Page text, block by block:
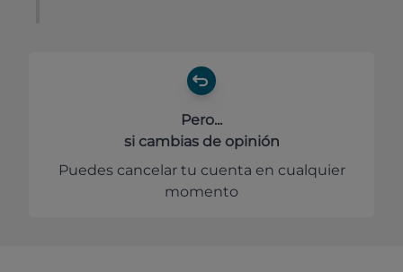
Pero...
si cambias de opinión
Puedes cancelar tu cuenta en cualquier
momento